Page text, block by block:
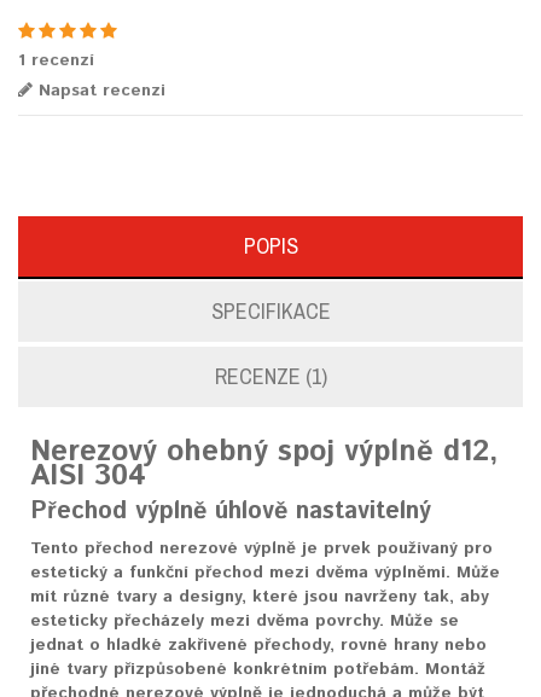
1 recenzí
Napsat recenzi
POPIS
SPECIFIKACE
RECENZE (1)
Nerezový ohebný spoj výplně d12,
AISI 304
Přechod výplně úhlově nastavitelný
Tento přechod nerezové výplně je prvek používaný pro
estetický a funkční přechod mezi dvěma výplněmi. Může
mít různé tvary a designy, které jsou navrženy tak, aby
esteticky přecházely mezi dvěma povrchy. Může se
jednat o hladké zakřivené přechody, rovné hrany nebo
jiné tvary přizpůsobené konkrétním potřebám. Montáž